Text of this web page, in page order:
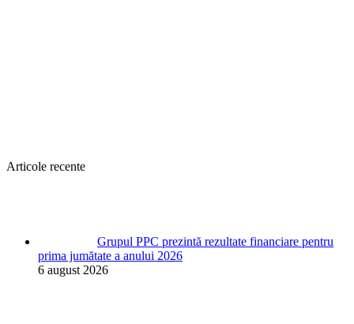
Articole recente
Grupul PPC prezintă rezultate financiare pentru
prima jumătate a anului 2026
6 august 2026